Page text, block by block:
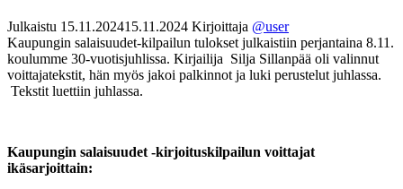
Julkaistu 15.11.202415.11.2024 Kirjoittaja @user
Kaupungin salaisuudet-kilpailun tulokset julkaistiin perjantaina 8.11.
koulumme 30-vuotisjuhlissa. Kirjailija Silja Sillanpää oli valinnut
voittajatekstit, hän myös jakoi palkinnot ja luki perustelut juhlassa.
Tekstit luettiin juhlassa.
Kaupungin salaisuudet -kirjoituskilpailun voittajat
ikäsarjoittain: